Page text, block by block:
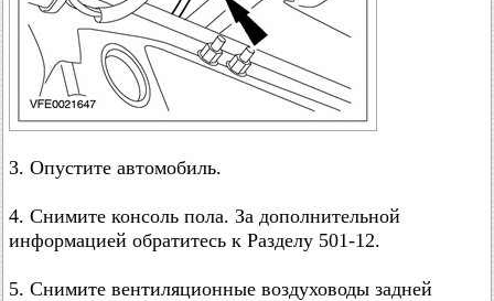
3. Опустите автомобиль.
4. Снимите консоль пола. За дополнительной
информацией обратитесь к Разделу 501-12.
5. Снимите вентиляционные воздуховоды задней